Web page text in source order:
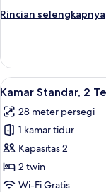
Tidur
Asap
Rokok
Rincian selengkapnya
Rincian
Kamar
Standar,
1
Tidur
King,
Asap
Rokok
Lihat
semua
foto
untuk
Kamar
Standar,
2
3
Kamar Standar, 2
28 meter persegi
1 kamar tidur
Kapasitas 2
2 twin
Wi-Fi Gratis